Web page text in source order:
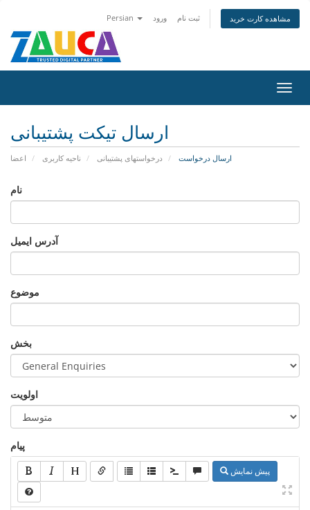
Persian ورود ثبت نام مشاهده کارت خرید
تغییر
ارسال تیکت پشتیبانی
اعضا ناحیه کاربری درخواستهای پشتیبانی ارسال درخواست
نام
آدرس ایمیل
موضوع
بخش
اولویت
پیام
پیش نمایش